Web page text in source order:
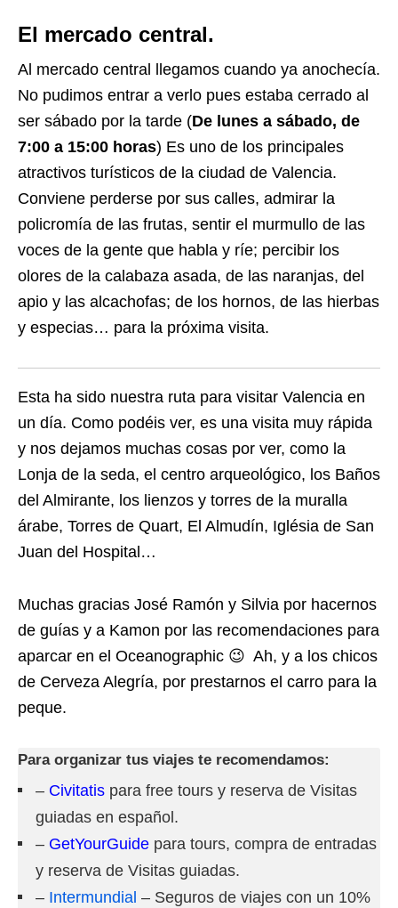
El mercado central.
Al mercado central llegamos cuando ya anochecía.
No pudimos entrar a verlo pues estaba cerrado al
ser sábado por la tarde (De lunes a sábado, de
7:00 a 15:00 horas) Es uno de los principales
atractivos turísticos de la ciudad de Valencia.
Conviene perderse por sus calles, admirar la
policromía de las frutas, sentir el murmullo de las
voces de la gente que habla y ríe; percibir los
olores de la calabaza asada, de las naranjas, del
apio y las alcachofas; de los hornos, de las hierbas
y especias… para la próxima visita.
Esta ha sido nuestra ruta para visitar Valencia en
un día. Como podéis ver, es una visita muy rápida
y nos dejamos muchas cosas por ver, como la
Lonja de la seda, el centro arqueológico, los Baños
del Almirante, los lienzos y torres de la muralla
árabe, Torres de Quart, El Almudín, Iglésia de San
Juan del Hospital…
Muchas gracias José Ramón y Silvia por hacernos
de guías y a Kamon por las recomendaciones para
aparcar en el Oceanographic 😉 Ah, y a los chicos
de Cerveza Alegría, por prestarnos el carro para la
peque.
Para organizar tus viajes te recomendamos:
– Civitatis para free tours y reserva de Visitas
guiadas en español.
– GetYourGuide para tours, compra de entradas
y reserva de Visitas guiadas.
– Intermundial – Seguros de viajes con un 10%